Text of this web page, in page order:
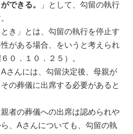
できる。
」として、勾留の執行
とき」とは、勾留の執行を停止す
がある場合、をいうと考えられ
０．１０．２５）。
Aさんには、勾留決定後、母親が
の葬儀に出席する必要があると
者の葬儀への出席は認められや
、Aさんについても、勾留の執